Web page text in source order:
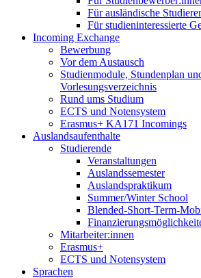
Für ausländische
Für studieninteressierte
Incoming Exchange
Bewerbung
Vor dem Austausch
Studienmodule, Stundenplan
Vorlesungsverzeichnis
Rund ums Studium
ECTS und Notensystem
Erasmus+ KA171 Incomings
Auslandsaufenthalte
Studierende
Veranstaltungen
Auslandssemester
Auslandspraktikum
Summer/Winter School
Blended-Short-Term-
Mitarbeiter:innen
Erasmus+
ECTS und Notensystem
Sprachen